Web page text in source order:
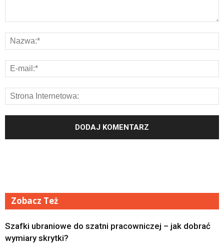
Zobacz Też
Szafki ubraniowe do szatni pracowniczej – jak dobrać
wymiary skrytki?